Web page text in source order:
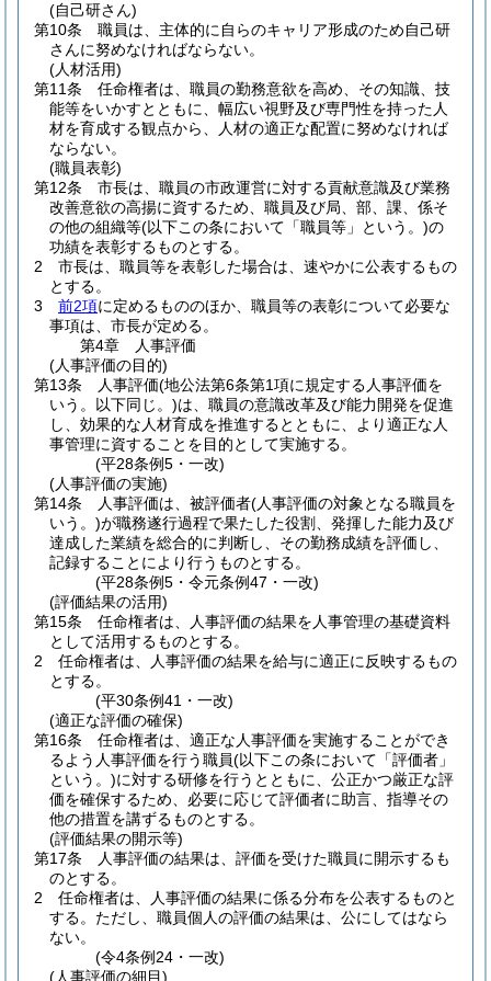
(自己研さん)
第10条
職員は、主体的に自らのキャリア形成のため自己研
さんに努めなければならない。
(人材活用)
第11条
任命権者は、職員の勤務意欲を高め、その知識、技
能等をいかすとともに、幅広い視野及び専門性を持った人
材を育成する観点から、人材の適正な配置に努めなければ
ならない。
(職員表彰)
第12条
市長は、職員の市政運営に対する貢献意識及び業務
改善意欲の高揚に資するため、職員及び局、部、課、係そ
の他の組織等(以下この条において「職員等」という。)の
功績を表彰するものとする。
2
市長は、職員等を表彰した場合は、速やかに公表するもの
とする。
3
前2項に定めるもののほか、職員等の表彰について必要な
事項は、市長が定める。
第4章
人事評価
(人事評価の目的)
第13条
人事評価(地公法第6条第1項に規定する人事評価を
いう。以下同じ。)は、職員の意識改革及び能力開発を促進
し、効果的な人材育成を推進するとともに、より適正な人
事管理に資することを目的として実施する。
(平28条例5・一改)
(人事評価の実施)
第14条
人事評価は、被評価者(人事評価の対象となる職員を
いう。)が職務遂行過程で果たした役割、発揮した能力及び
達成した業績を総合的に判断し、その勤務成績を評価し、
記録することにより行うものとする。
(平28条例5・令元条例47・一改)
(評価結果の活用)
第15条
任命権者は、人事評価の結果を人事管理の基礎資料
として活用するものとする。
2
任命権者は、人事評価の結果を給与に適正に反映するもの
とする。
(平30条例41・一改)
(適正な評価の確保)
第16条
任命権者は、適正な人事評価を実施することができ
るよう人事評価を行う職員(以下この条において「評価者」
という。)に対する研修を行うとともに、公正かつ厳正な評
価を確保するため、必要に応じて評価者に助言、指導その
他の措置を講ずるものとする。
(評価結果の開示等)
第17条
人事評価の結果は、評価を受けた職員に開示するも
のとする。
2
任命権者は、人事評価の結果に係る分布を公表するものと
する。 ただし、職員個人の評価の結果は、公にしてはなら
ない。
(令4条例24・一改)
(人事評価の細目)